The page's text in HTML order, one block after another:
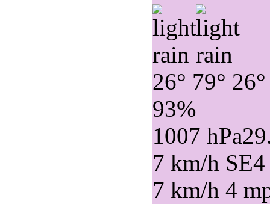
26° 79° 26°
93%
1007 hPa
7 km/h SE4
7 km/h 4